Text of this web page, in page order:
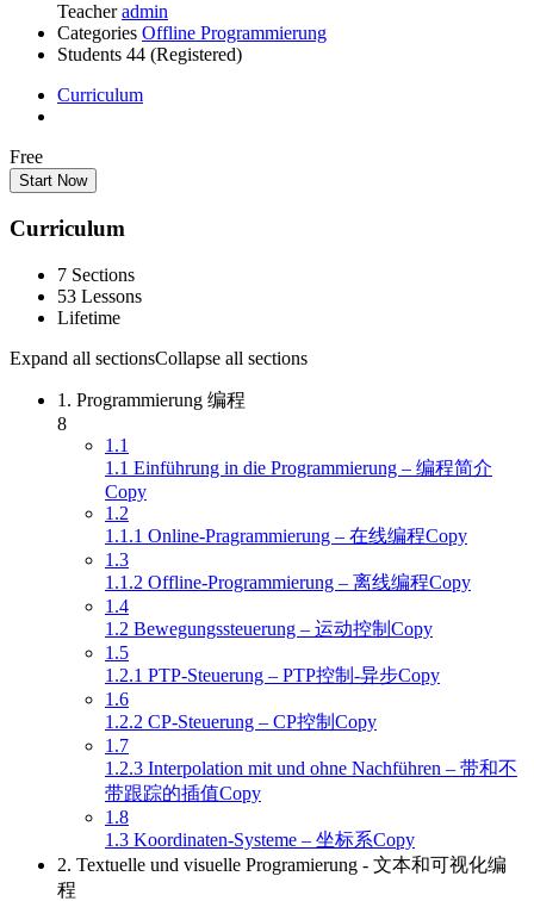
Teacher admin
Categories Offline Programmierung
Students 44 (Registered)
Curriculum
Free
Start Now
Curriculum
7 Sections
53 Lessons
Lifetime
Expand all sectionsCollapse all sections
1. Programmierung 编程
8
1.1
1.1 Einführung in die Programmierung – 编程简介
Copy
1.2
1.1.1 Online-Pragrammierung – 在线编程Copy
1.3
1.1.2 Offline-Programmierung – 离线编程Copy
1.4
1.2 Bewegungssteuerung – 运动控制Copy
1.5
1.2.1 PTP-Steuerung – PTP控制-异步Copy
1.6
1.2.2 CP-Steuerung – CP控制Copy
1.7
1.2.3 Interpolation mit und ohne Nachführen – 带和不
带跟踪的插值Copy
1.8
1.3 Koordinaten-Systeme – 坐标系Copy
2. Textuelle und visuelle Programierung - 文本和可视化编
程